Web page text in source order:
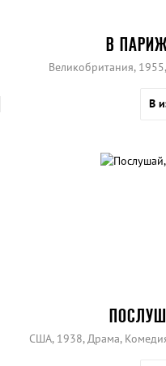
В
Великобритания,
В
США, 1938, Драма,